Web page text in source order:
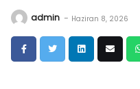
admin - Haziran 8, 2026